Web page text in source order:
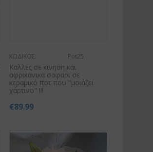
ΚΩΔΙΚΟΣ: Pot25
Καλλες σε κινηση και
αφρικανικα σαφαρι σε
κεραμικό ποτ που "μοιάζει
χάρτινο" !!!
€89.99